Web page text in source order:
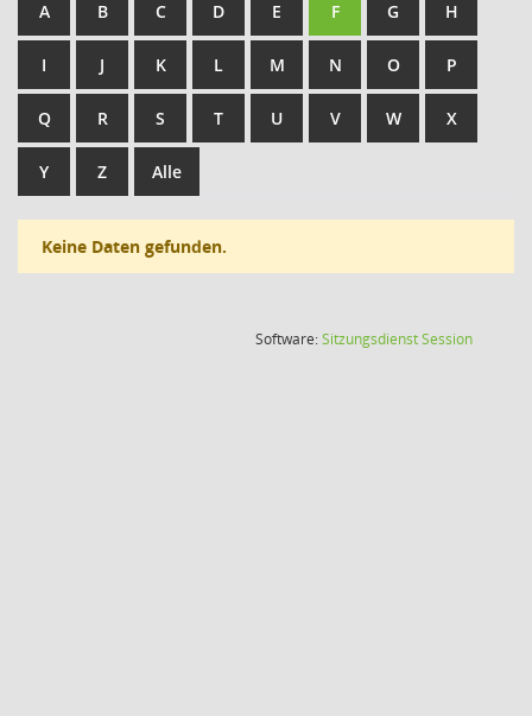
A B C D E F G H
I J K L M N O P
Q R S T U V W X
Y Z Alle
Keine Daten gefunden.
Software:SitzungsdienstSession(Wird in